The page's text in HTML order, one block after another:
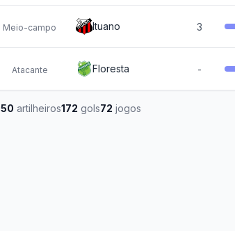
Meio-campo Ituano 3
Atacante Floresta -
50 artilheiros172 gols72 jogos